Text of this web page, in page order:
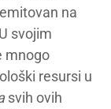
na
svojim
mnogo
resursi u
svih ovih